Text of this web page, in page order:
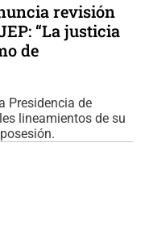
revisión
“La justicia
de
Presidencia de
lineamientos de su